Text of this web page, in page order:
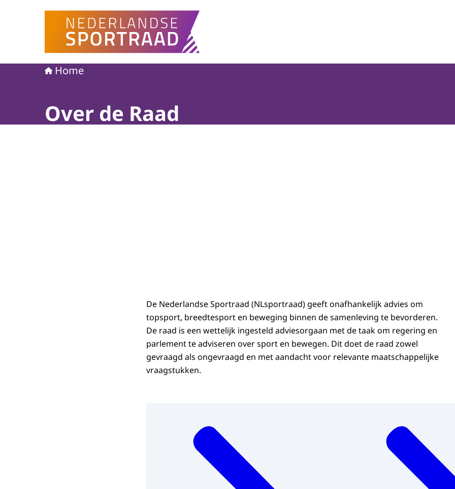
Home
Over de Raad
De Nederlandse Sportraad (NLsportraad) geeft onafhankelijk advies om
topsport, breedtesport en beweging binnen de samenleving te bevorderen.
De raad is een wettelijk ingesteld adviesorgaan met de taak om regering en
parlement te adviseren over sport en bewegen. Dit doet de raad zowel
gevraagd als ongevraagd en met aandacht voor relevante maatschappelijke
vraagstukken.